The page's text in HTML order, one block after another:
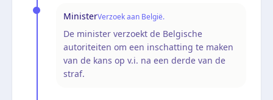
MinisterVerzoek aan België.
De minister verzoekt de Belgische
autoriteiten om een inschatting te maken
van de kans op v.i. na een derde van de
straf.